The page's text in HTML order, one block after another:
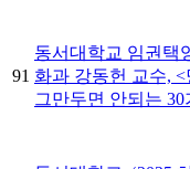
91
동서대학교 임권택
화과 강동헌 교수,
그만두면 안되는